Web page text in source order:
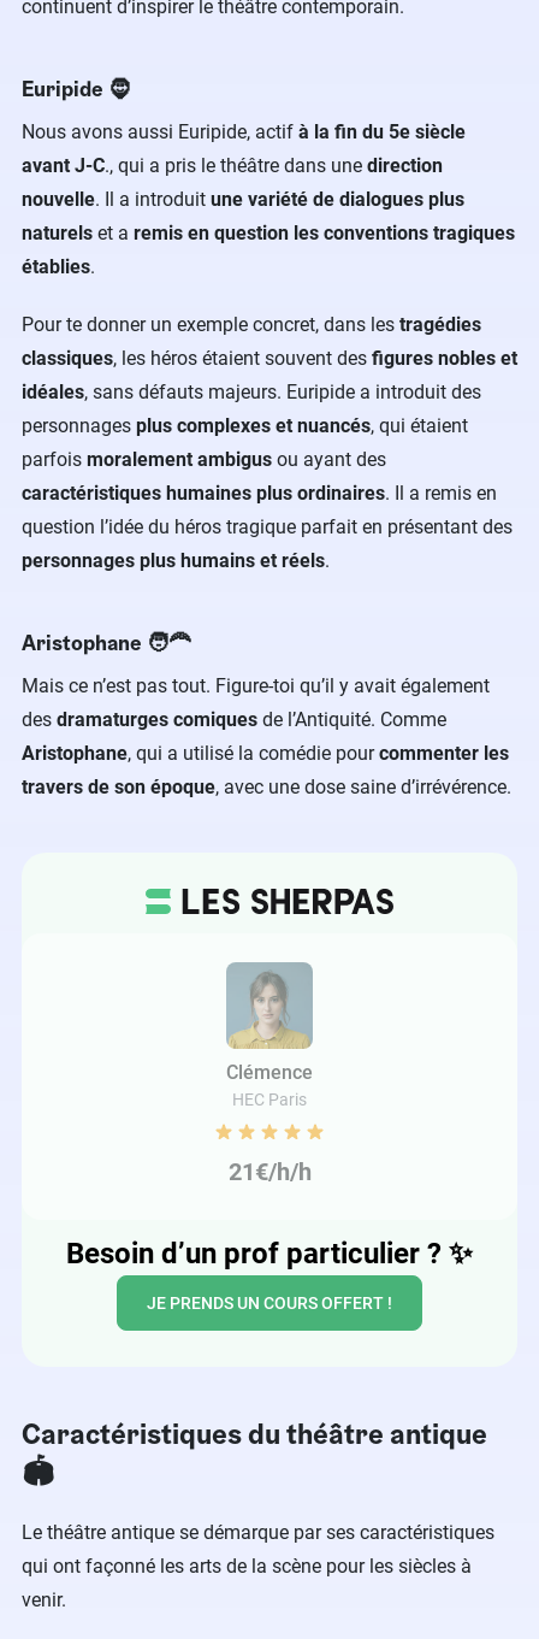
continuent d’inspirer le théâtre contemporain.
Euripide 🧔
Nous avons aussi Euripide, actif à la fin du 5e siècle
avant J-C., qui a pris le théâtre dans une direction
nouvelle. Il a introduit une variété de dialogues plus
naturels et a remis en question les conventions tragiques
établies.
Pour te donner un exemple concret, dans les tragédies
classiques, les héros étaient souvent des figures nobles et
idéales, sans défauts majeurs. Euripide a introduit des
personnages plus complexes et nuancés, qui étaient
parfois moralement ambigus ou ayant des
caractéristiques humaines plus ordinaires. Il a remis en
question l’idée du héros tragique parfait en présentant des
personnages plus humains et réels.
Aristophane 🧑‍🦰
Mais ce n’est pas tout. Figure-toi qu’il y avait également
des dramaturges comiques de l’Antiquité. Comme
Aristophane, qui a utilisé la comédie pourcommenter les
travers de son époque, avec une dose saine d’irrévérence.
Clémence
HEC Paris
21€/h/h
Besoin d’un prof particulier ? ✨
JE PRENDS UN COURS OFFERT !
Caractéristiques du théâtre antique
🏟️
Le théâtre antique se démarque par ses caractéristiques
qui ont façonné les arts de la scène pour les siècles à
venir.